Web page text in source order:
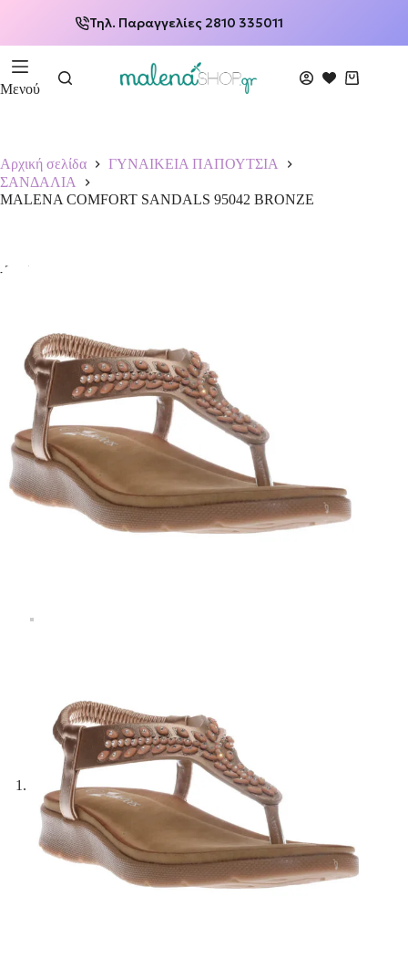
Τηλ. Παραγγελίες 2810 335011
Μενού
Αρχική σελίδα
ΓΥΝΑΙΚΕΙΑ ΠΑΠΟΥΤΣΙΑ
ΣΑΝΔΑΛΙΑ
MALENA COMFORT SANDALS 95042 BRONZE
-25%